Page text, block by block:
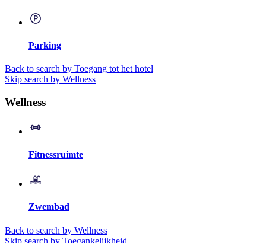
Parking
Back to search by Toegang tot het hotel
Skip search by Wellness
Wellness
Fitnessruimte
Zwembad
Back to search by Wellness
Skip search by Toegankelijkheid